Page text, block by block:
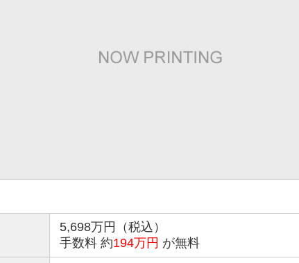
5,698万円（税込）
手数料 約194万円 が無料